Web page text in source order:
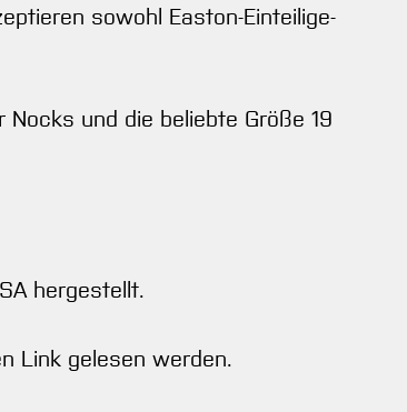
sowohl Easton-Einteilige-
Nocks und die beliebte Größe 19
hergestellt.
Link gelesen werden.